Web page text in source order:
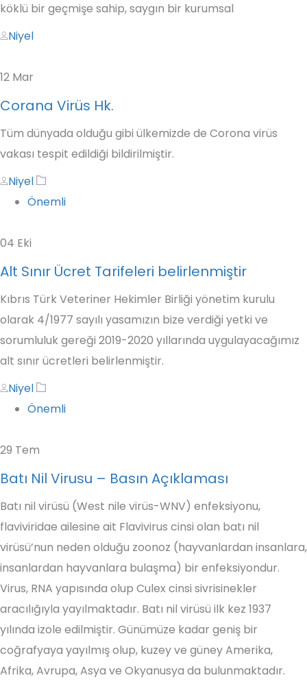
köklü bir geçmişe sahip, saygın bir kurumsal
Author
Niyel
12 Mar
Corana Virüs Hk.
Tüm dünyada olduğu gibi ülkemizde de Corona virüs
vakası tespit edildiği bildirilmiştir.
Author
NiyelTags
Önemli
04 Eki
Alt Sınır Ücret Tarifeleri belirlenmiştir
Kıbrıs Türk Veteriner Hekimler Birliği yönetim kurulu
olarak 4/1977 sayılı yasamızın bize verdiği yetki ve
sorumluluk gereği 2019-2020 yıllarında uygulayacağımız
alt sınır ücretleri belirlenmiştir.
Author
NiyelTags
Önemli
29 Tem
Batı Nil Virusu – Basın Açıklaması
Batı nil virüsü (West nile virüs-WNV) enfeksiyonu,
flaviviridae ailesine ait Flavivirus cinsi olan batı nil
virüsü’nun neden olduğu zoonoz (hayvanlardan insanlara,
insanlardan hayvanlara bulaşma) bir enfeksiyondur.
Virus, RNA yapısında olup Culex cinsi sivrisinekler
aracılığıyla yayılmaktadır. Batı nil virüsü ilk kez 1937
yılında izole edilmiştir. Günümüze kadar geniş bir
coğrafyaya yayılmış olup, kuzey ve güney Amerika,
Afrika, Avrupa, Asya ve Okyanusya da bulunmaktadır.